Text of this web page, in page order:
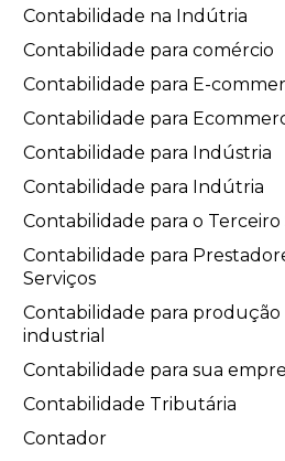
Contabilidade na Indútria
Contabilidade para comércio
Contabilidade para E-
Contabilidade para
Contabilidade para Indústria
Contabilidade para Indútria
Contabilidade para o
Contabilidade para
Serviços
Contabilidade para produção
industrial
Contabilidade para sua
Contabilidade Tributária
Contador